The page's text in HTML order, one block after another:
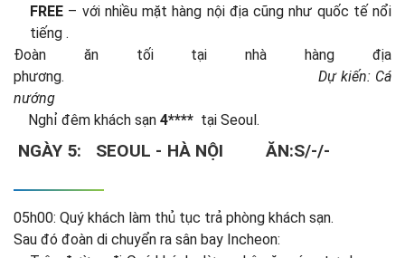
FREE – với nhiều mặt hàng nội địa cũng như quốc tế nổi
tiếng .
Đoàn ăn tối tại nhà hàng địa
phương.Dự kiến: Cá
nướng
Nghỉ đêm khách sạn 4**** tại Seoul.
NGÀY 5: SEOUL - HÀ NỘIĂN:S/-/-
05h00: Quý khách làm thủ tục trả phòng khách sạn.
Sau đó đoàn di chuyển ra sân bay Incheon: